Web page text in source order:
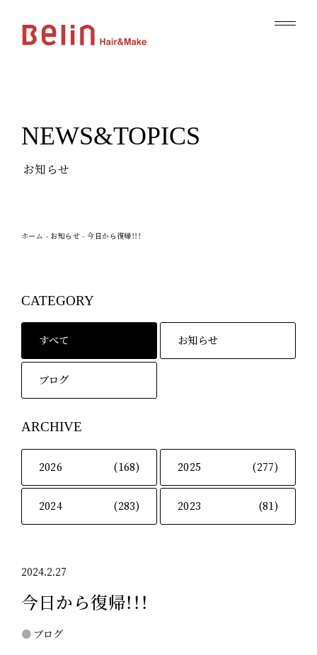
NEWS&TOPICS
お知らせ
ホーム - お知らせ -今日から復帰！！！
CATEGORY
すべて お知らせ
ブログ
ARCHIVE
2026 (168) 2025 (277)
2024 (283) 2023 (81)
2024.2.27
今日から復帰！！！
ブログ